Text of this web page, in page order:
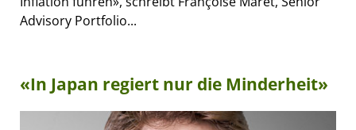
Advisory Portfolio...
«In Japan regiert nur die Minderheit»